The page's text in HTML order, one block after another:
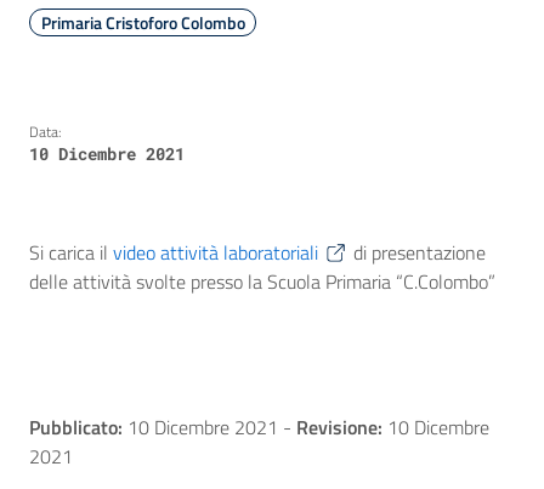
Primaria Cristoforo Colombo
Data:
10 Dicembre 2021
Si carica il video attività laboratoriali
di presentazione
delle attività svolte presso la Scuola Primaria “C.Colombo”
Pubblicato: 10 Dicembre 2021 - Revisione: 10 Dicembre
2021